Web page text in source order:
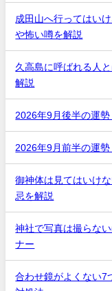
成田山へ行ってはい
や怖い噂を解説
久高島に呼ばれる人
解説
2026年9月後半の運勢
2026年9月前半の運勢
御神体は見てはいけ
忌を解説
神社で写真は撮らな
ナー
合わせ鏡がよくない7